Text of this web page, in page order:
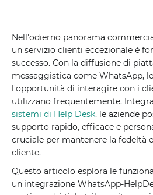
Nell'odierno panorama
un servizio clienti eccezionale è
successo. Con la diffusione di
messaggistica come WhatsApp,
l'opportunità di interagire con i
utilizzano frequentemente.
sistemi di Help Desk, le aziende
supporto rapido, efficace e
cruciale per mantenere la fedeltà
cliente.
Questo articolo esplora le
un'integrazione WhatsApp-